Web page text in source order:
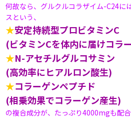
何故なら、グルクルコラザイム-C24に
スという、
★安定持続型プロビタミンC
(ビタミンCを体内に届けコラ
★N-アセチルグルコサミン
(高効率にヒアルロン酸生)
★コラーゲンペプチド
(相乗効果でコラーゲン産生)
の複合成分が、たっぷり4000mgも配